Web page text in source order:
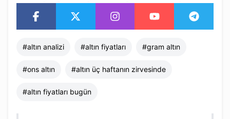
#altın analizi #altın fiyatları #gram altın
#ons altın #altın üç haftanın zirvesinde
#altın fiyatları bugün